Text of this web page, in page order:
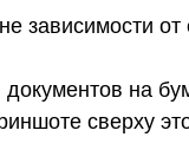
зависимости от
на
сверху